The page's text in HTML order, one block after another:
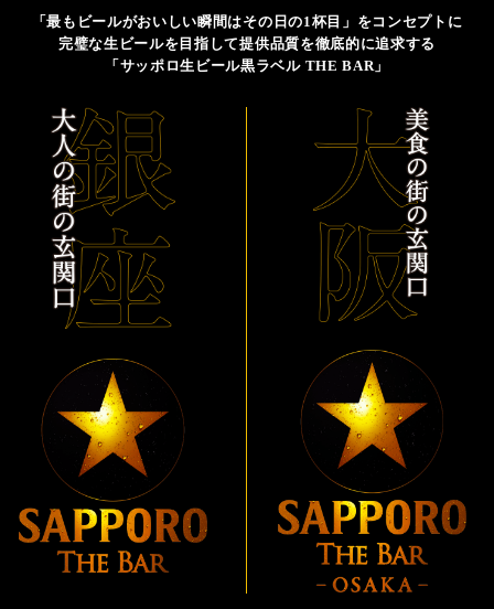
「丸くなるな、☆星になれ。」限定デザイン缶数量限
定発売
サッポロ生ビール黒ラベル THE SHOP
CLUB 黒ラベル
「最もビールがおいしい瞬間はその日の1杯目」をコンセプトに
完璧な生ビールを目指して提供品質を徹底的に追求する
「サッポロ生ビール黒ラベル THE BAR」